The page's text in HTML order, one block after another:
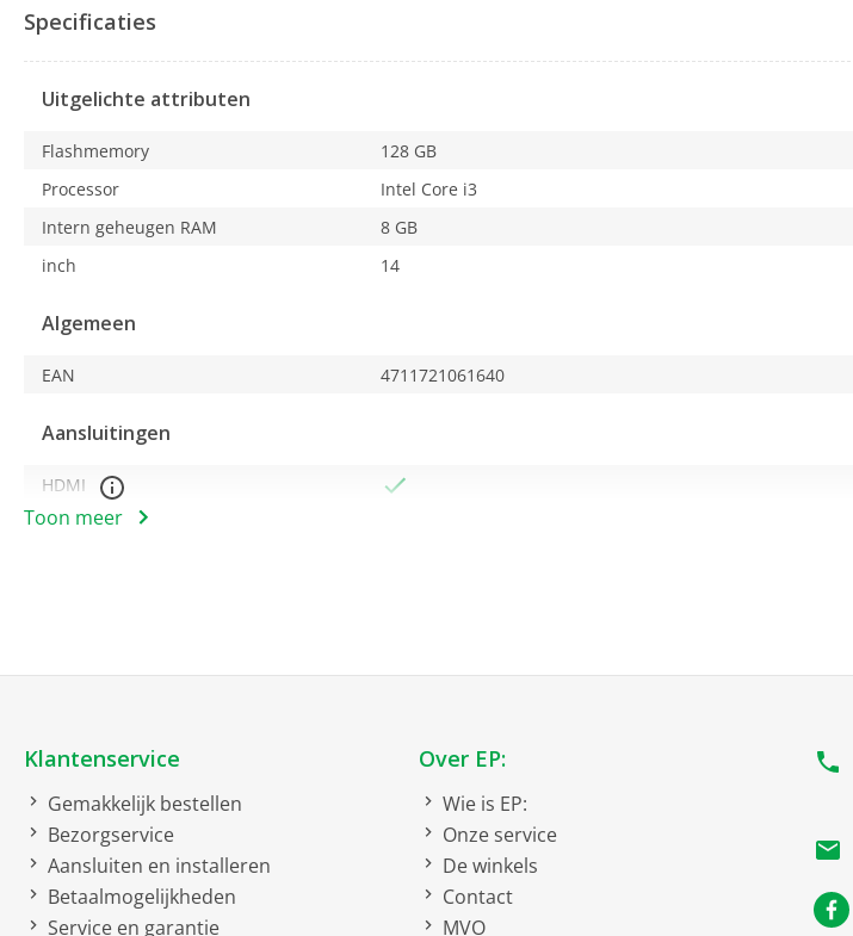
actie
opent
u
modaal
Specificaties
Uitgelichte attributen
Flashmemory
128 GB
Processor
Intel Core i3
Intern geheugen RAM
8 GB
inch
14
Algemeen
EAN 4711721061640
Aansluitingen
HDMI
Microfoon combi aansluiting
Bruto afmetingen inclusief verpakking
bruto hoogte
6.7 cm
bruto diepte
45.8 cm
bruto gewicht
Display resolutie
Toon meer
Klantenservice
Gemakkelijk bestellen
Bezorgservice
Aansluiten en installeren
Betaalmogelijkheden
Service en garantie
Over EP:
Wie is EP:
Onze service
De winkels
Contact
MVO